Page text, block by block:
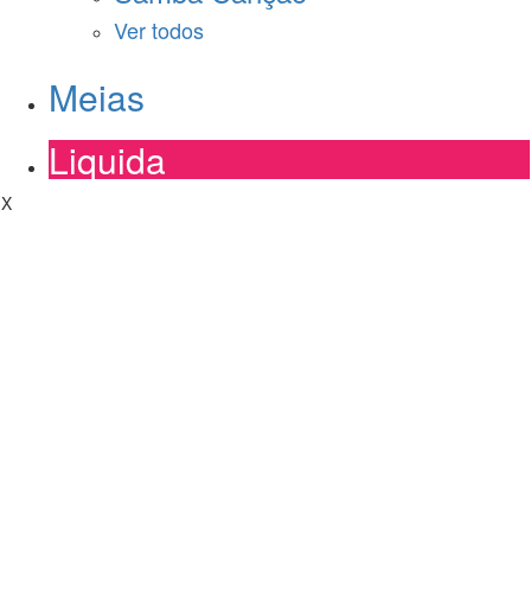
Ver todos
Meias
Liquida
X